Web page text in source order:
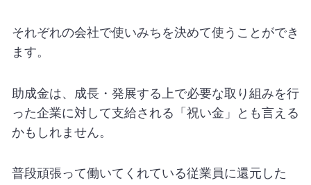
それぞれの会社で使いみちを決めて使うことができ
ます。
助成金は、成長・発展する上で必要な取り組みを行
った企業に対して支給される「祝い金」とも言える
かもしれません。
普段頑張って働いてくれている従業員に還元した